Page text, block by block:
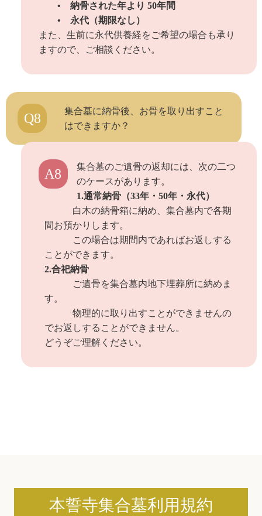
• 納骨された年より 50年間
• 永代（期限なし）
また、生前に永代供養経をご希望の場合も承り
ますので、ご相談ください。
Q8
集合墓に納骨後、お骨を取り出すこと
はできますか？
A8
集合墓のご遺骨の返却には、次の二つ
のケースがあります。
1.通常納骨（33年・50年・永代）
白木の納骨箱に納め、集合墓内で各期
間お預かりします。
この場合は期間内であればお返しする
ことができます。
2.合祀納骨
ご遺骨を集合墓内地下埋葬所に納めま
す。
物理的に取り出すことができませんの
でお返しすることができません。
どうぞご理解ください。
本誓寺集合墓利用規約